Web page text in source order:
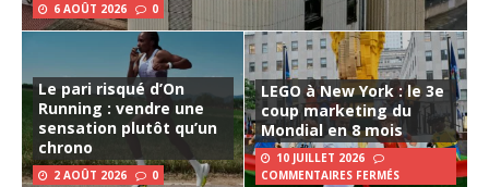
6 AOÛT 2026 0
Le pari risqué d’On
Running : vendre une
sensation plutôt qu’un
chrono
2 AOÛT 2026 0
LEGO à New York : le 3e
coup marketing du
Mondial en 8 mois
10 JUILLET 2026
COMMENTAIRES FERMÉS